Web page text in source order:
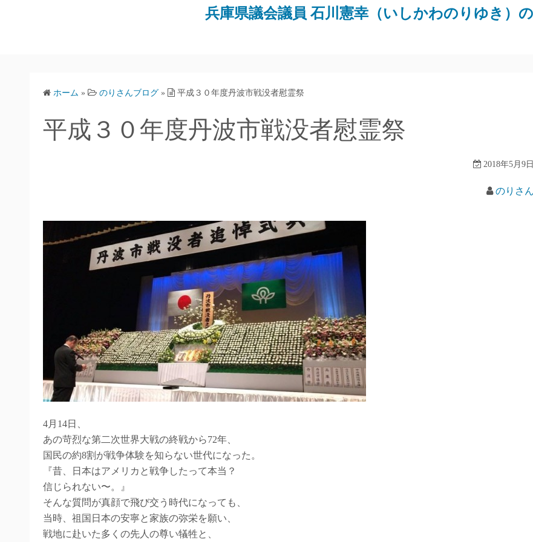
兵庫県議会議員 石川憲幸（いしかわのりゆき）
ホーム » のりさんブログ » 平成３０年度丹波市戦没者慰霊祭
平成３０年度丹波市戦没者慰霊祭
2018年5月9日
のりさん
4月14日、
あの苛烈な第二次世界大戦の終戦から72年、
国民の約8割が戦争体験を知らない世代になった。
『昔、日本はアメリカと戦争したって本当？
信じられない〜。』
そんな質問が真顔で飛び交う時代になっても、
当時、祖国日本の安寧と家族の弥栄を願い、
戦地に赴いた多くの先人の尊い犠牲と、